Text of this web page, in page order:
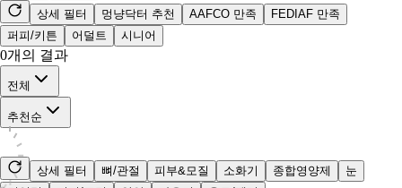
상세 필터
멍냥닥터 추천 AAFCO 만족
FEDIAF 만족
퍼피/키튼
어덜트 시니어
0개의 결과
전체
추천순
상세 필터 뼈/관절 피부&모질 소화기 종합영양제
눈